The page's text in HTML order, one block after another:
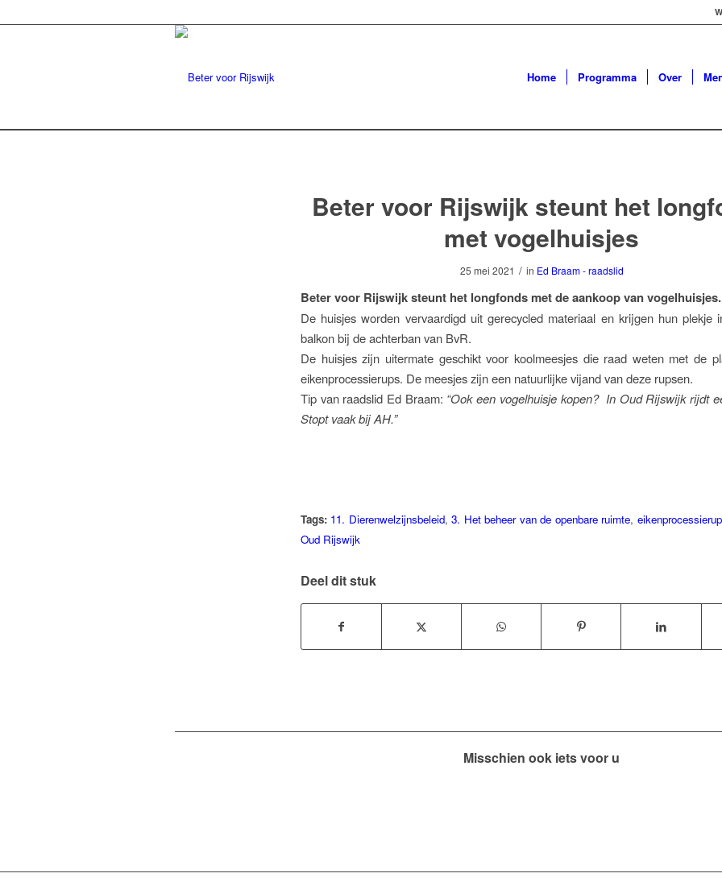
Home Programma Over
Beter voor Rijswijk steunt het
met vogelhuisjes
25 mei 2021 / in Ed Braam - raadslid
Beter voor Rijswijk steunt het longfonds met de aankoop van vogelhuisjes.
De huisjes worden vervaardigd uit gerecycled materiaal en krijgen hun plekje
balkon bij de achterban van BvR.
De huisjes zijn uitermate geschikt voor koolmeesjes die raad weten met de
eikenprocessierups. De meesjes zijn een natuurlijke vijand van deze rupsen.
Tip van raadslid Ed Braam: “Ook een vogelhuisje kopen? In Oud Rijswijk rijdt
Stopt vaak bij AH.”
Tags: 11. Dierenwelzijnsbeleid,3. Het beheer van de openbare ruimte,
Oud Rijswijk
Deel dit stuk
Misschien ook iets voor u